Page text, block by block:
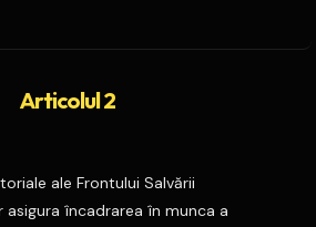
Articolul 2
ale Frontului Salvării
asigura încadrarea în munca a